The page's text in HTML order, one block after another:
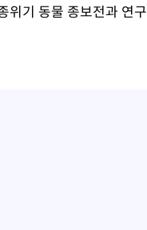
기 동물 종보전과 연